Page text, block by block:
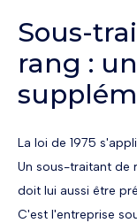
Sous-
rang :
La loi de 1975
Un sous-traitant de
doit lui aussi être
C'est l'entreprise